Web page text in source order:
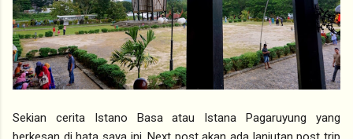
Sekian cerita Istano Basa atau Istana Pagaruyung yang